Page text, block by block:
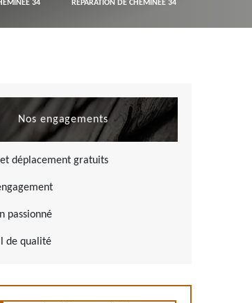
34 RÉPARATION DE CHEMINÉE 34
Nos engagements
et déplacement gratuits
passionné
de qualité